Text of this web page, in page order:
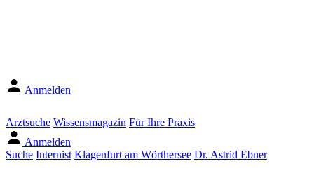
Anmelden
Arztsuche Wissensmagazin Für Ihre Praxis
Anmelden
Suche Internist Klagenfurt am Wörthersee Dr. Astrid Ebner